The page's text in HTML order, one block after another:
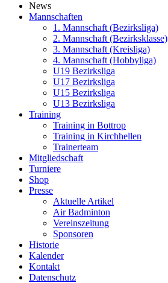
News
Mannschaften
1. Mannschaft (Bezirksliga)
2. Mannschaft (Bezirksklasse)
3. Mannschaft (Kreisliga)
4. Mannschaft (Hobbyliga)
U19 Bezirksliga
U17 Bezirksliga
U15 Bezirksliga
U13 Bezirksliga
Training
Training in Bottrop
Training in Kirchhellen
Trainerteam
Mitgliedschaft
Turniere
Shop
Presse
Aktuelle Artikel
Air Badminton
Vereinszeitung
Sponsoren
Historie
Kalender
Kontakt
Datenschutz